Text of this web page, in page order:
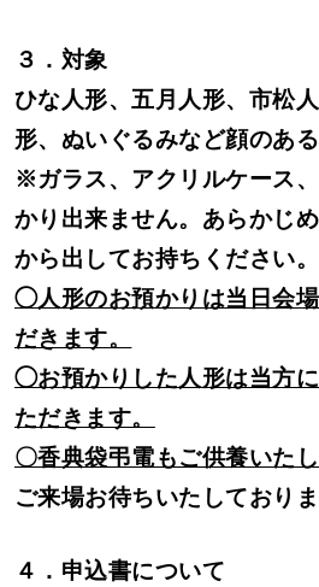
３．対象
ひな人形、五月人形、市松
形、ぬいぐるみなど顔のあ
※ガラス、アクリルケース
かり出来ません。あらかじ
から出してお持ちください。
◯人形のお預かりは当日会
だきます。
◯お預かりした人形は当方
ただきます。
〇香典袋弔電もご供養いたし
ご来場お待ちいたしておりま
４．申込書について